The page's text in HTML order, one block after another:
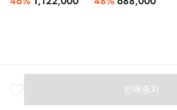
판매중지